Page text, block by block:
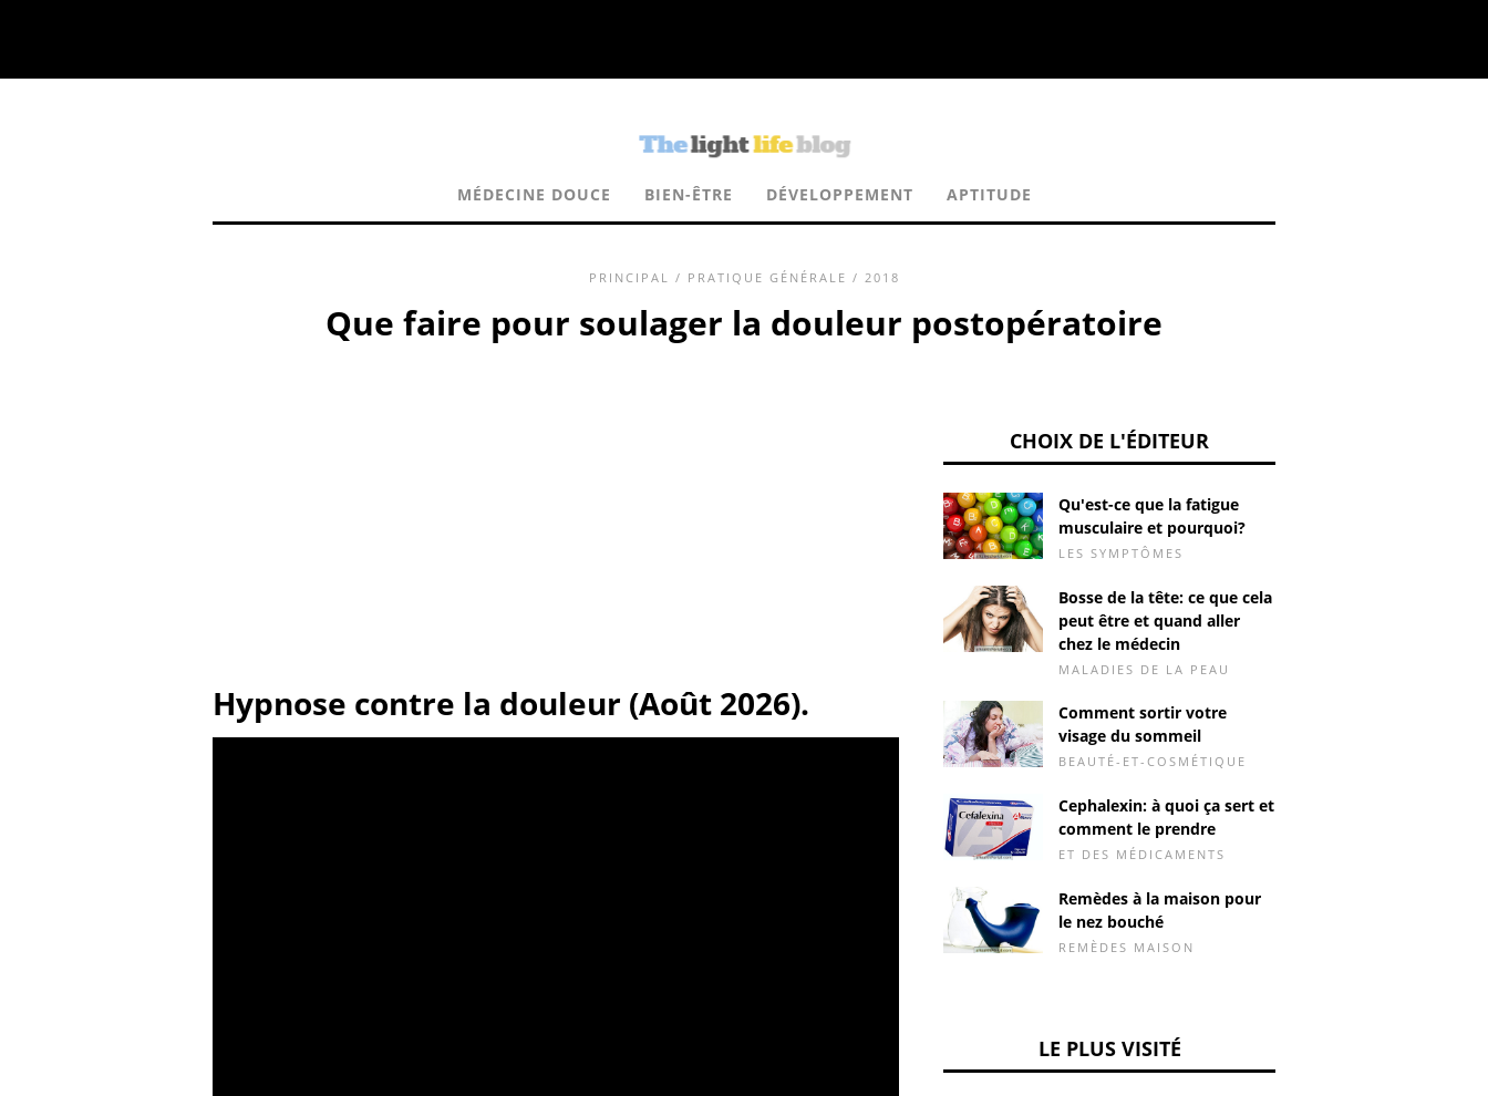
MÉDECINE DOUCE BIEN-ÊTRE DÉVELOPPEMENT APTITUDE
PRINCIPAL / PRATIQUE GÉNÉRALE / 2018
Que faire pour soulager la douleur postopératoire
Hypnose contre la douleur (Août 2026).
CHOIX DE L'ÉDITEUR
Qu'est-ce que la fatigue
musculaire et pourquoi?
LES SYMPTÔMES
Bosse de la tête: ce que cela
peut être et quand aller
chez le médecin
MALADIES DE LA PEAU
Comment sortir votre
visage du sommeil
BEAUTÉ-ET-COSMÉTIQUE
Cephalexin: à quoi ça sert et
comment le prendre
ET DES MÉDICAMENTS
Remèdes à la maison pour
le nez bouché
REMÈDES MAISON
LE PLUS VISITÉ